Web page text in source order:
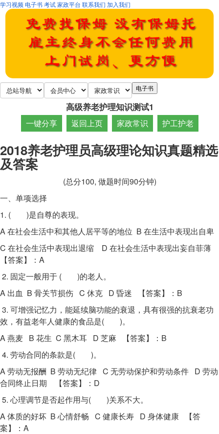
学习视频电子书考试家政平台 联系我们 加入我们
高级养老护理知识测试1
一键分享 返回上页 家政常识 护工护老
2018养老护理员高级理论知识真题精选
及答案
(总分100, 做题时间90分钟)
一、单项选择
1. ( )是自尊的表现。
A 在社会生活中和其他人居平等的地位 B 在生活中表现出自卑
C 在社会生活中表现出退缩 D 在社会生活中表现出妄自菲薄
【答案】：A
2. 固定一般用于 ( )的老人。
A 出血 B 骨关节损伤 C 休克 D 昏迷 【答案】：B
3. 可增强记忆力，能延续脑功能的衰退，具有很强的抗衰老功
效，有益老年人健康的食品是( )。
A 燕麦 B 花生 C 黑木耳 D 芝麻 【答案】：B
4. 劳动合同的条款是( )。
A 劳动无报酬 B 劳动无纪律 C 无劳动保护和劳动条件 D 劳动
合同终止日期 【答案】：D
5. 心理调节是否起作用与( )关系不大。
A 体质的好坏 B 心情舒畅 C 健康长寿 D 身体健康 【答
案】：A